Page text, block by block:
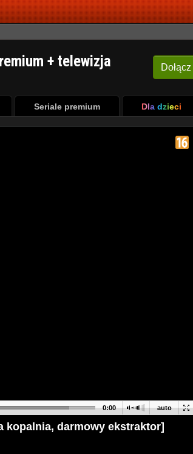
Dołącz
+ telewizja
Seriale premium Dla dzieci
auto
0:00
kopalnia, darmowy ekstraktor]